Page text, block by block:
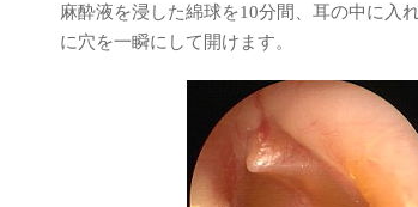
麻酔液を浸した綿球を10分間、耳の中に入
に穴を一瞬にして開けます。